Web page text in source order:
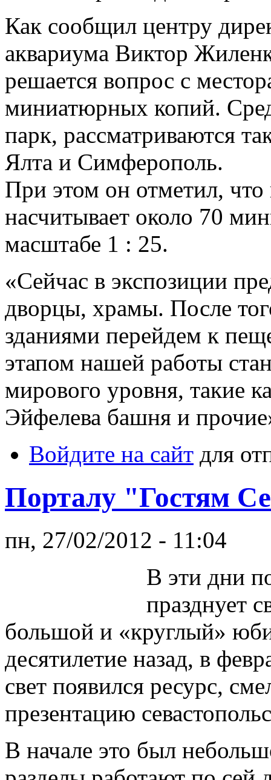
Как сообщил центру
аквариума Виктор
решается вопрос с
миниатюрных копий.
парк, рассматриваются
Ялта и Симферополь.
При этом он отметил, что
насчитывает около 70
масштабе 1 : 25.
«Сейчас в экспозиции
дворцы, храмы. После
зданиями перейдем к
этапом нашей работы
мирового уровня, такие
Эйфелева башня и
Войдите на сайт для
Порталу "Гостям
пн, 27/02/2012 - 11:04
В эти дни
празднует
большой и «круглый»
десятилетие назад, в
свет появился ресурс,
презентацию
В начале это был